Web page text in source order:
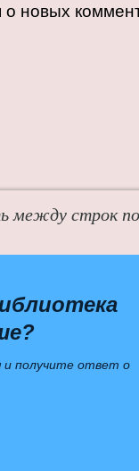
о новых
между строк
и получите ответ о